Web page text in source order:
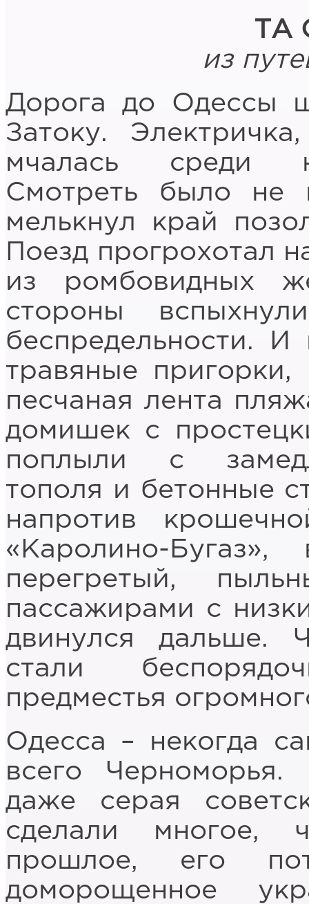
ТА
из
Дорога до Одессы
Затоку.
мчалась среди
Смотреть было не
мелькнул край
Поезд прогрохотал
из ромбовидных
стороны
беспредельности.
травяные пригорки,
песчаная лента
домишек с
поплыли с
тополя и бетонные
напротив
«Каролино-
перегретый,
пассажирами с
двинулся дальше.
стали
предместья
Одесса – некогда
всего
даже серая
сделали многое,
прошлое, его
доморощенное